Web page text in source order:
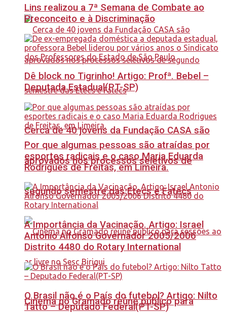
Cerca de 40 jovens da Fundação CASA são
aprovados nos processos seletivos de
segundo semestre das Etecs e Fatecs
Cinema no Gramado reúne público para
Lins realizou a 7ª Semana de Combate ao
Preconceito e à Discriminação
Dê block no Tigrinho! Artigo: Profª. Bebel –
Deputada Estadual(PT-SP)
Por que algumas pessoas são atraídas por
esportes radicais e o caso Maria Eduarda
Rodrigues de Freitas, em Limeira.
A Importância da Vacinação. Artigo: Israel
Antonio Alfonso Governador 2005/2006
Distrito 4480 do Rotary International
O Brasil não é o País do futebol? Artigo: Nilto
Tatto – Deputado Federal(PT-SP)